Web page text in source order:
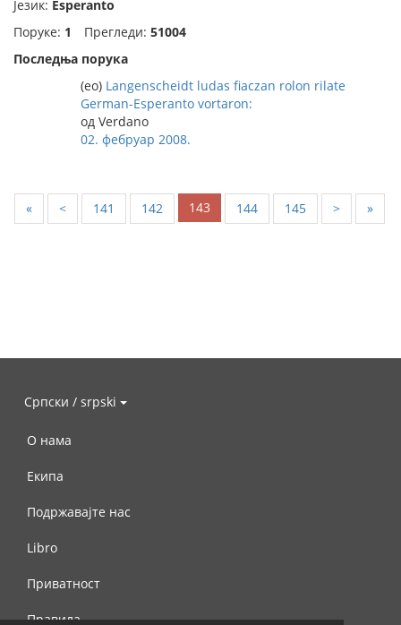
Језик: Esperanto
Поруке: 1 Прегледи: 51004
Последња порука
(eo) Langenscheidt ludas fiaczan rolon rilate
German-Esperanto vortaron:
од Verdano
02. фебруар 2008.
« < 141 142 143 144 145 > »
Српски / srpski
О нама
Екипа
Подржавајте нас
Libro
Приватност
Правила